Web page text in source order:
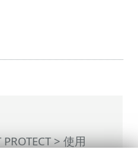
PROTECT>使用